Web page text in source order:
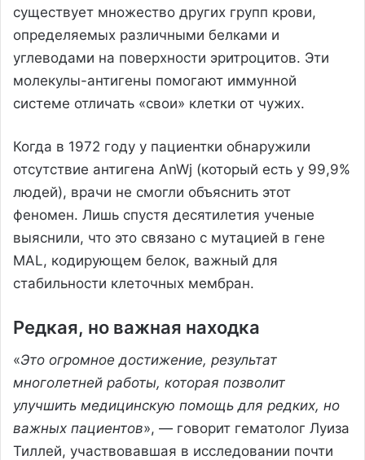
существует множество других групп крови,
определяемых различными белками и
углеводами на поверхности эритроцитов. Эти
молекулы-антигены помогают иммунной
системе отличать «свои» клетки от чужих.
Когда в 1972 году у пациентки обнаружили
отсутствие антигена AnWj (который есть у 99,9%
людей), врачи не смогли объяснить этот
феномен. Лишь спустя десятилетия ученые
выяснили, что это связано с мутацией в гене
MAL, кодирующем белок, важный для
стабильности клеточных мембран.
Редкая, но важная находка
«Это огромное достижение, результат
многолетней работы, которая позволит
улучшить медицинскую помощь для редких, но
важных пациентов», — говорит гематолог Луиза
Тиллей, участвовавшая в исследовании почти